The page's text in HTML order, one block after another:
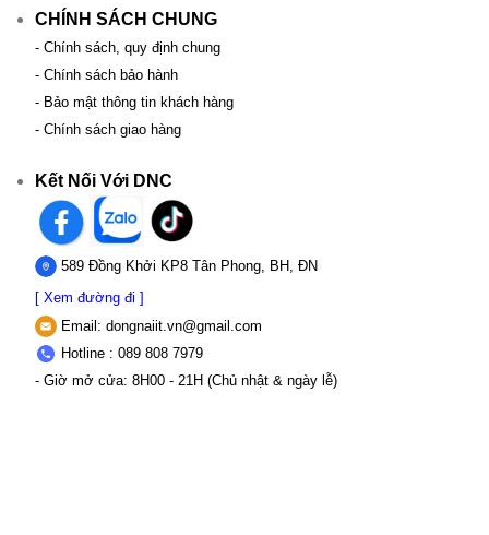
CHÍNH SÁCH CHUNG
- Chính sách, quy định chung
- Chính sách bảo hành
- Bảo mật thông tin khách hàng
- Chính sách giao hàng
Kết Nối Với DNC
589 Đồng Khởi KP8 Tân Phong, BH, ĐN
[ Xem đường đi ]
Email: dongnaiit.vn@gmail.com
Hotline : 089 808 7979
- Giờ mở cửa: 8H00 - 21H (Chủ nhật & ngày lễ)